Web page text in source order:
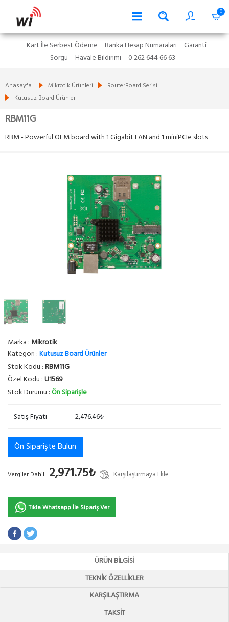
0
Kart İle Serbest Ödeme Banka Hesap Numaraları
Garanti
Sorgu
Havale Bildirimi 0 262 644 66 63
Anasayfa Mikrotik Ürünleri
RouterBoard Serisi
Kutusuz Board Ürünler
RBM11G
RBM - Powerful OEM board with 1 Gigabit LAN and 1 miniPCIe slots
Marka : Mikrotik
Kategori :Kutusuz Board Ürünler
Stok Kodu :RBM11G
Özel Kodu :U1569
Stok Durumu :Ön Siparişle
Satış Fiyatı 2,476.46₺
Ön Siparişte Bulun
Vergiler Dahil : 2,971.75₺ Karşılaştırmaya Ekle
Tıkla Whatsapp İle Sipariş Ver
ÜRÜN BILGISI
TEKNIK ÖZELLIKLER
KARŞILAŞTIRMA
TAKSIT